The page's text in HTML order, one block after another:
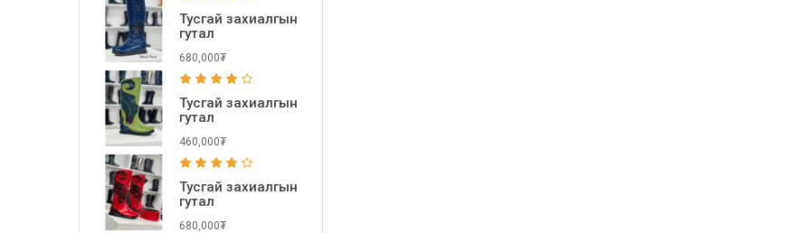
Тусгай захиалгын
гутал
680,000₮
Тусгай захиалгын
гутал
460,000₮
Тусгай захиалгын
гутал
680,000₮